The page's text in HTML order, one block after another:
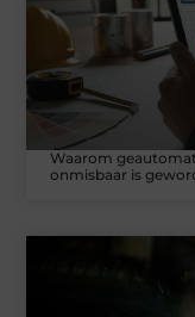
Waarom
onmisbaar is